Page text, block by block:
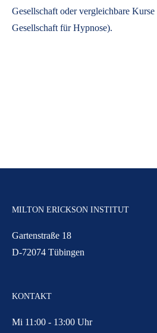
Gesellschaft oder vergleichbare Kurse
Gesellschaft für Hypnose).
MILTON ERICKSON INSTITUT
Gartenstraße 18
D-72074 Tübingen
KONTAKT
Mi 11:00 - 13:00 Uhr